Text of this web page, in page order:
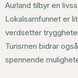
Aurland tilbyr en
Lokalsamfunnet er
verdsetter
Turismen bidrar
spennende